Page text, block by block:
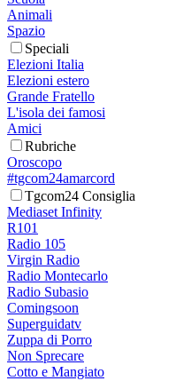
Animali
Spazio
Speciali
Elezioni Italia
Elezioni estero
Grande Fratello
L'isola dei famosi
Amici
Rubriche
Oroscopo
#tgcom24amarcord
Tgcom24 Consiglia
Mediaset Infinity
R101
Radio 105
Virgin Radio
Radio Montecarlo
Radio Subasio
Comingsoon
Superguidatv
Zuppa di Porro
Non Sprecare
Cotto e Mangiato